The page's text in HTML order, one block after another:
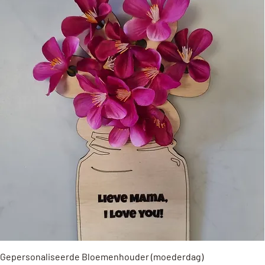
Snel overzicht
Gepersonaliseerde Bloemenhouder (moederdag)